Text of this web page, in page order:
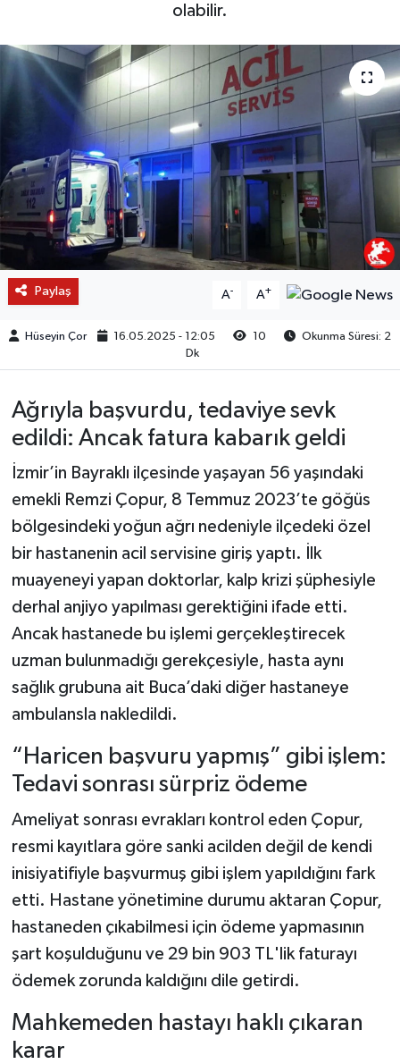
olabilir.
Paylaş A- A+
Hüseyin Çor 16.05.2025 - 12:05 10
Okunma Süresi: 2
Dk
Ağrıyla başvurdu, tedaviye sevk
edildi: Ancak fatura kabarık geldi
İzmir’in Bayraklı ilçesinde yaşayan 56 yaşındaki
emekli Remzi Çopur, 8 Temmuz 2023’te göğüs
bölgesindeki yoğun ağrı nedeniyle ilçedeki özel
bir hastanenin acil servisine giriş yaptı. İlk
muayeneyi yapan doktorlar, kalp krizi şüphesiyle
derhal anjiyo yapılması gerektiğini ifade etti.
Ancak hastanede bu işlemi gerçekleştirecek
uzman bulunmadığı gerekçesiyle, hasta aynı
sağlık grubuna ait Buca’daki diğer hastaneye
ambulansla nakledildi.
“Haricen başvuru yapmış” gibi işlem:
Tedavi sonrası sürpriz ödeme
Ameliyat sonrası evrakları kontrol eden Çopur,
resmi kayıtlara göre sanki acilden değil de kendi
inisiyatifiyle başvurmuş gibi işlem yapıldığını fark
etti. Hastane yönetimine durumu aktaran Çopur,
hastaneden çıkabilmesi için ödeme yapmasının
şart koşulduğunu ve 29 bin 903 TL'lik faturayı
ödemek zorunda kaldığını dile getirdi.
Mahkemeden hastayı haklı çıkaran
karar